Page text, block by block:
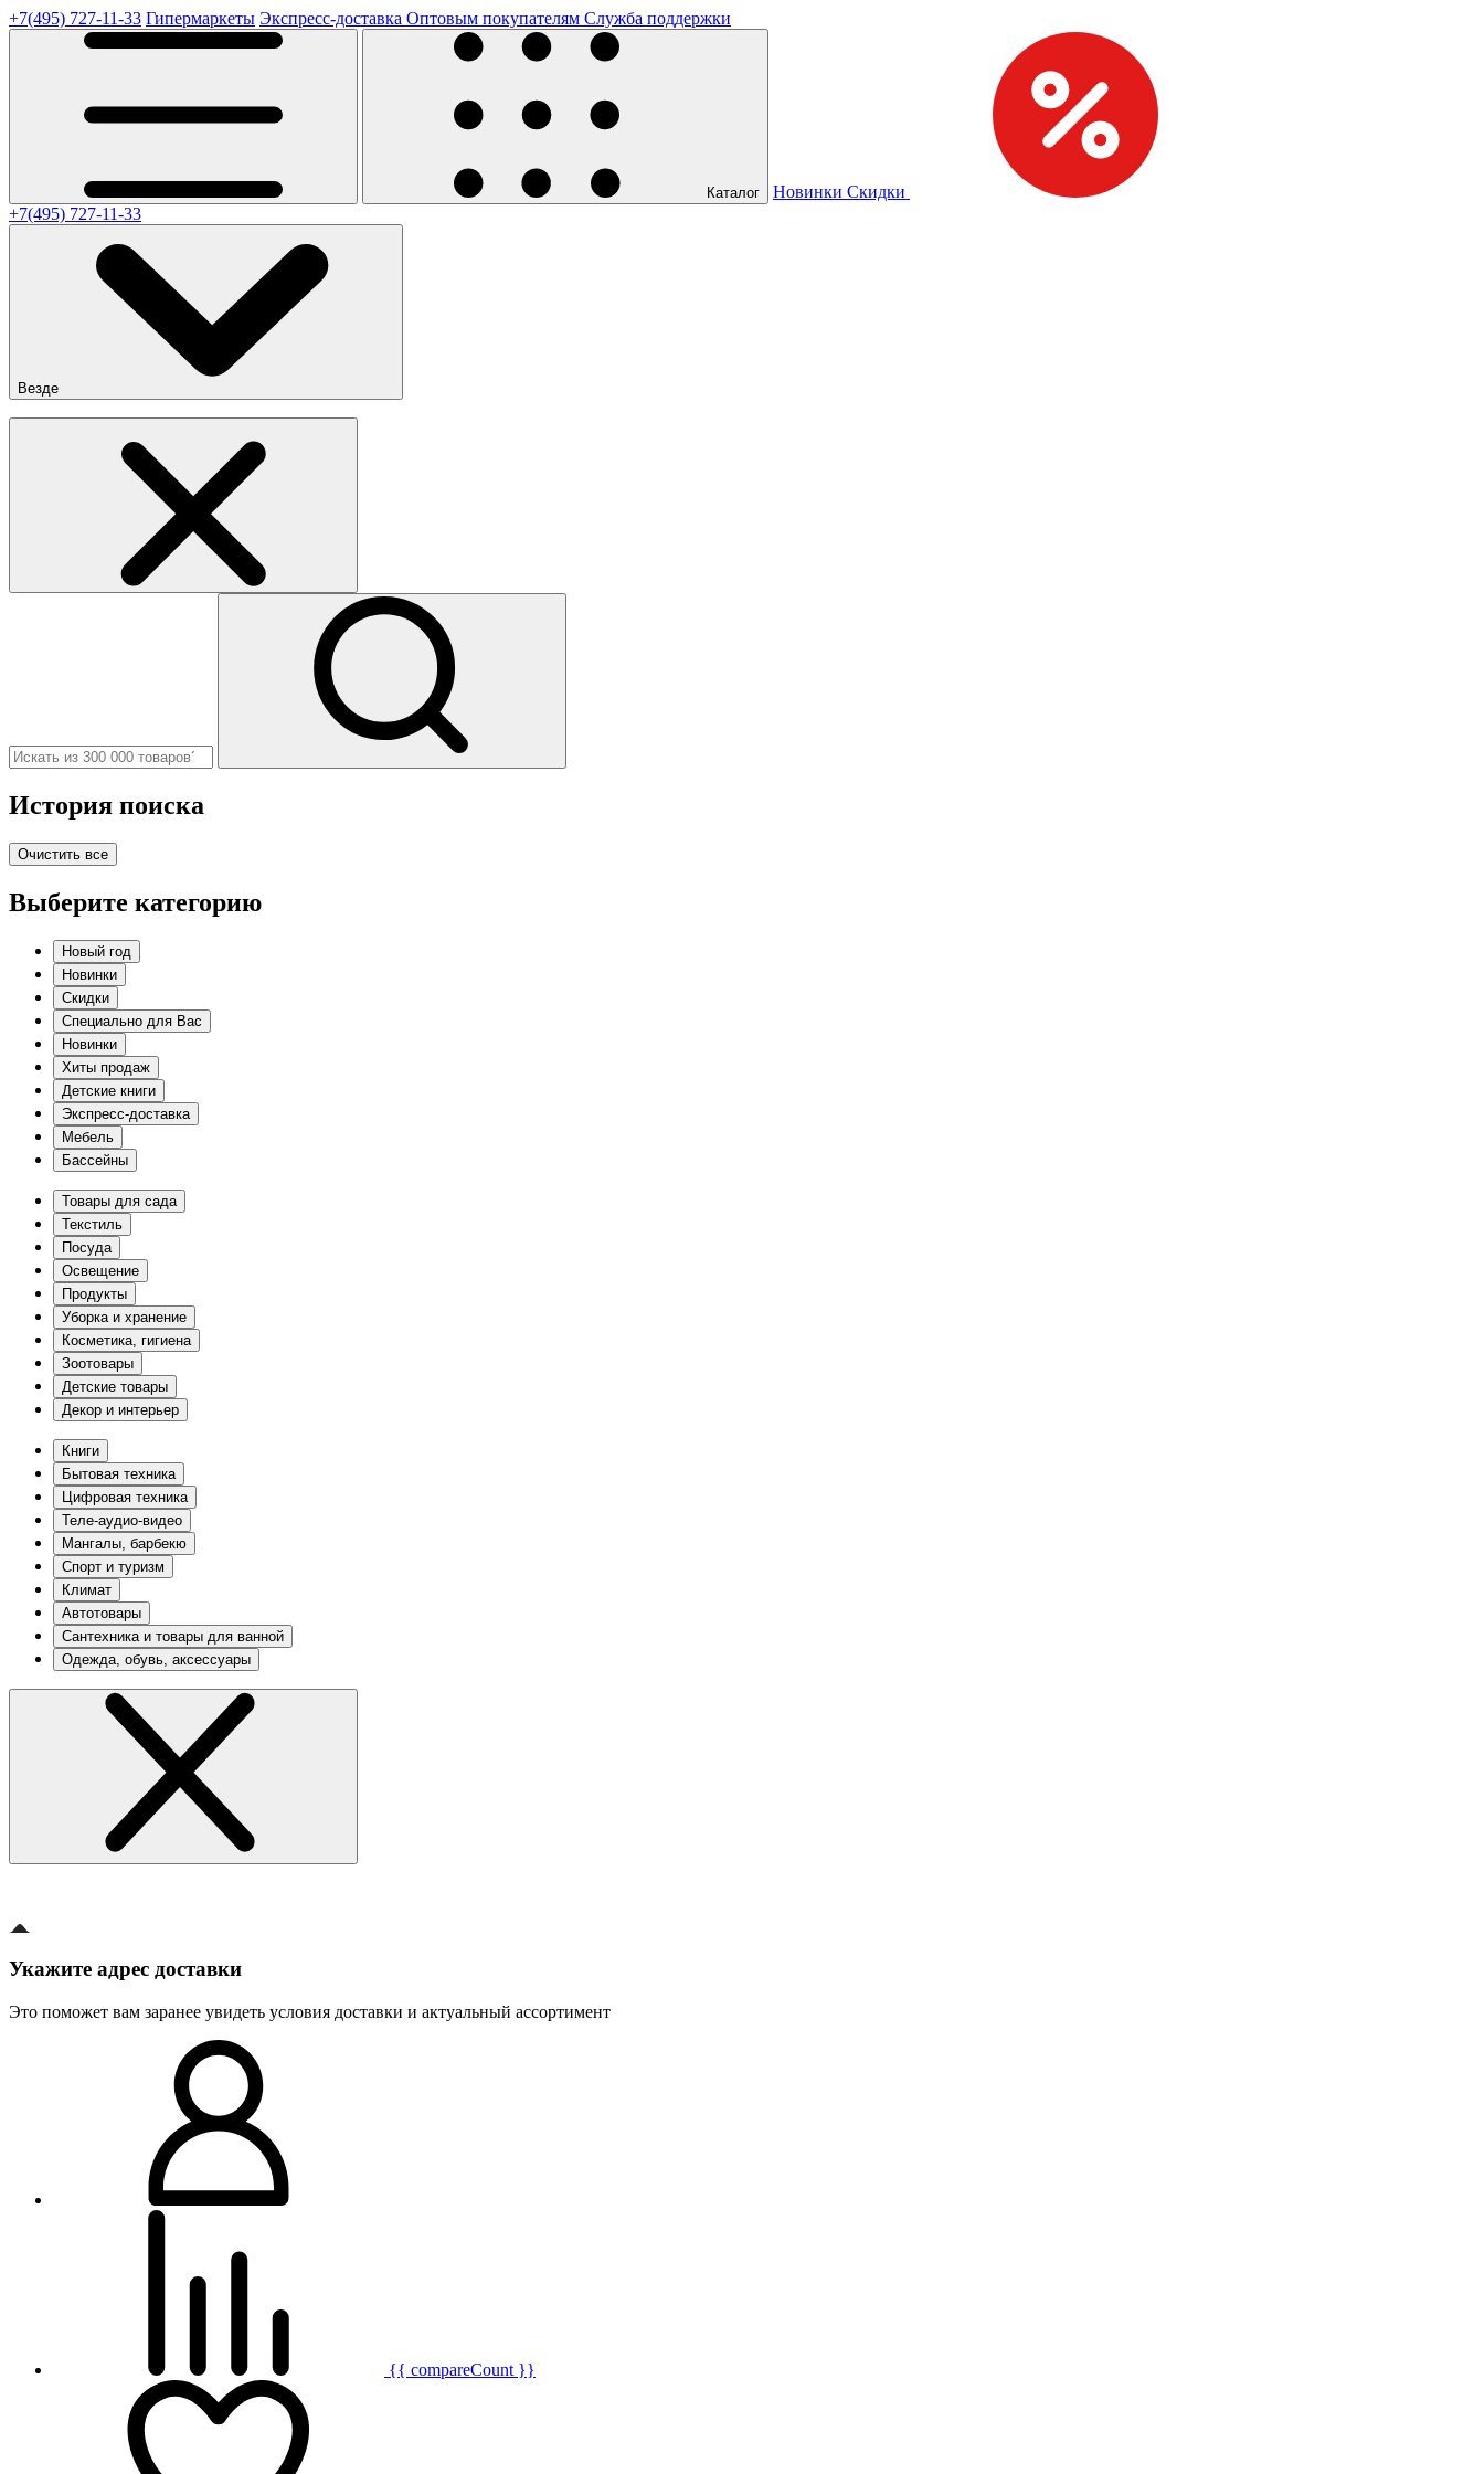
+7(495) 727-11-33 Гипермаркеты Экспресс-доставка Оптовым покупателям Служба поддержки
Каталог Новинки Скидки
+7(495) 727-11-33
Везде
История поиска
Очистить все
Выберите категорию
Новый год
Новинки
Скидки
Специально для Вас
Новинки
Хиты продаж
Детские книги
Экспресс-доставка
Мебель
Бассейны
Товары для сада
Текстиль
Посуда
Освещение
Продукты
Уборка и хранение
Косметика, гигиена
Зоотовары
Детские товары
Декор и интерьер
Книги
Бытовая техника
Цифровая техника
Теле-аудио-видео
Мангалы, барбекю
Спорт и туризм
Климат
Автотовары
Сантехника и товары для ванной
Одежда, обувь, аксессуары
Укажите адрес доставки
Это поможет вам заранее увидеть условия доставки и актуальный ассортимент
{{ compareCount }}